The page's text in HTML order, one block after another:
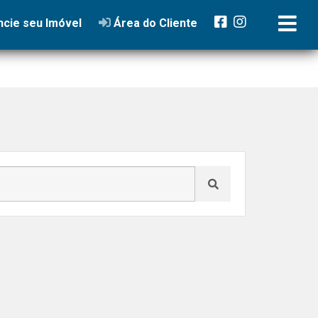
seu Imóvel Área do Cliente